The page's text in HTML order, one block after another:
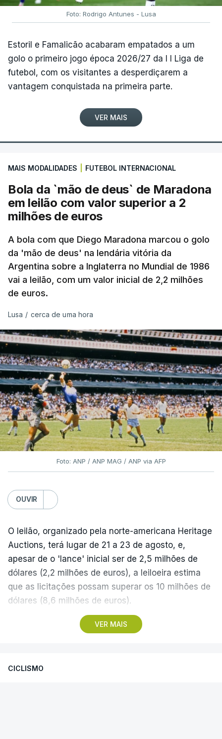
Foto: Rodrigo Antunes - Lusa
Estoril e Famalicão acabaram empatados a um
golo o primeiro jogo época 2026/27 da I I Liga de
futebol, com os visitantes a desperdiçarem a
vantagem conquistada na primeira parte.
VER MAIS
MAIS MODALIDADES FUTEBOL INTERNACIONAL
Bola da `mão de deus` de Maradona
em leilão com valor superior a 2
milhões de euros
A bola com que Diego Maradona marcou o golo
da 'mão de deus' na lendária vitória da
Argentina sobre a Inglaterra no Mundial de 1986
vai a leilão, com um valor inicial de 2,2 milhões
de euros.
Lusa / cerca de uma hora
Foto: ANP / ANP MAG / ANP via AFP
OUVIR
VER MAIS
O leilão, organizado pela norte-americana Heritage
Auctions, terá lugar de 21 a 23 de agosto, e,
apesar de o 'lance' inicial ser de 2,5 milhões de
dólares (2,2 milhões de euros), a leiloeira estima
que as licitações possam superar os 10 milhões de
dólares (8,6 milhões de euros).
A camisola utilizada pelo astro argentino durante
1986, na Cidade do México, foi vendida por um
CICLISMO